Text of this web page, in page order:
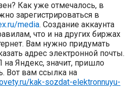
Как уже отмечалось, в
зарегистрироваться в
media. Создание аккаунта
что и на других биржах
Вам нужно придумать
адрес электронной почты.
на Яндекс, значит, пришло
Вот вам ссылка на
kak-sozdat-elektronnuyu-